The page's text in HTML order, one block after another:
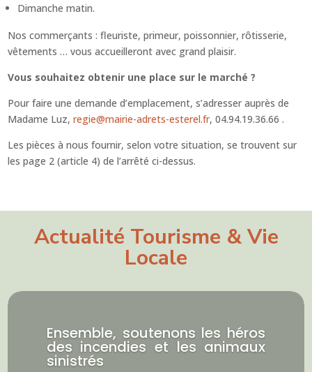
Dimanche matin.
Nos commerçants : fleuriste, primeur, poissonnier, rôtisserie,
vêtements … vous accueilleront avec grand plaisir.
Vous souhaitez obtenir une place sur le marché ?
Pour faire une demande d’emplacement, s’adresser auprès de
Madame Luz, regie@mairie-adrets-esterel.fr, 04.94.19.36.66 .
Les pièces à nous fournir, selon votre situation, se trouvent sur
les page 2 (article 4) de l’arrêté ci-dessus.
Actualité Tourisme & Vie
Locale
Ensemble, soutenons les héros
des incendies et les animaux
sinistrés